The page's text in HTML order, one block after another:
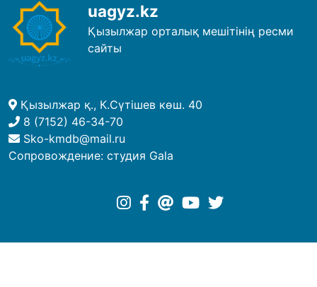
uagyz.kz
Қызылжар орталық мешітінің ресми
сайты
Қызылжар қ., К.Сүтішев көш. 40
8 (7152) 46-34-70
Sko-kmdb@mail.ru
Сопровождение: студия Gala